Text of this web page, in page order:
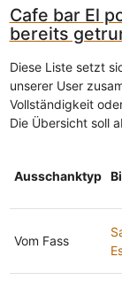
Cafe bar El
bereits
Diese Liste setzt
unserer User
Vollständigkeit
Die Übersicht soll
Ausschanktyp
Vom Fass